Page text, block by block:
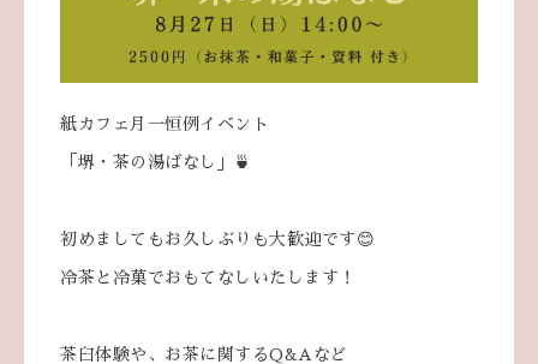
紙カフェ月一恒例イベント
「堺・茶の湯ばなし」🍵
初めましてもお久しぶりも大歓迎です😊
冷茶と冷菓でおもてなしいたします！
茶臼体験や、お茶に関するQ&Aなど